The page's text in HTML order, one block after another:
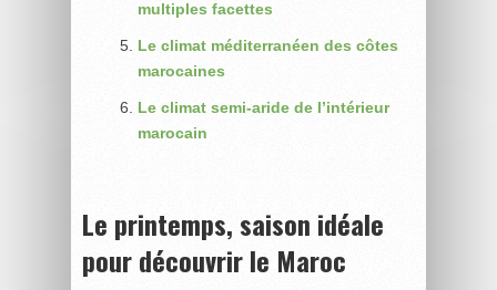
multiples facettes
Le climat méditerranéen des côtes
marocaines
Le climat semi-aride de l’intérieur
marocain
Le printemps, saison idéale
pour découvrir le Maroc